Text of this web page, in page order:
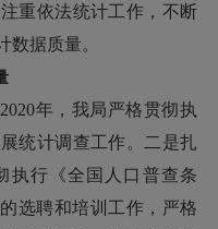
重依法统计工作，不断
数据质量。
年，我局严格贯彻执
统计调查工作。二是扎
执行《全国人口普查条
选聘和培训工作，严格